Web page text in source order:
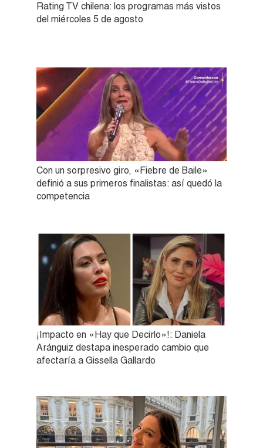
Rating TV chilena: los programas más vistos
del miércoles 5 de agosto
Con un sorpresivo giro, «Fiebre de Baile»
definió a sus primeros finalistas: así quedó la
competencia
¡Impacto en «Hay que Decirlo»!: Daniela
Aránguiz destapa inesperado cambio que
afectaría a Gissella Gallardo